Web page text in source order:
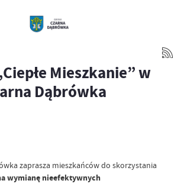
Mieszkanie” w
Dąbrówka
zaprasza mieszkańców do skorzystania
wymianę nieefektywnych